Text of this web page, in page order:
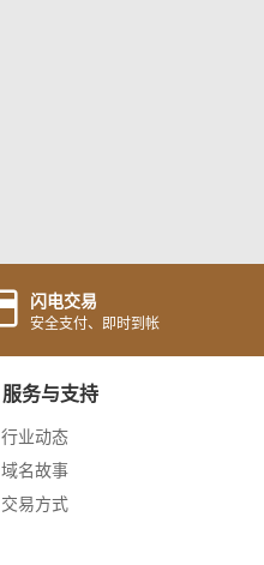
闪电交易
安全支付、即时到帐
服务与支持
行业动态
域名故事
交易方式